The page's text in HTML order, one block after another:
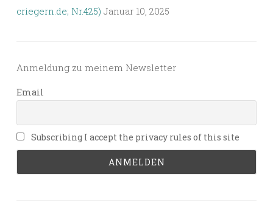
criegern.de; Nr.425) Januar 10, 2025
Anmeldung zu meinem Newsletter
Email
Subscribing I accept the privacy rules of this site